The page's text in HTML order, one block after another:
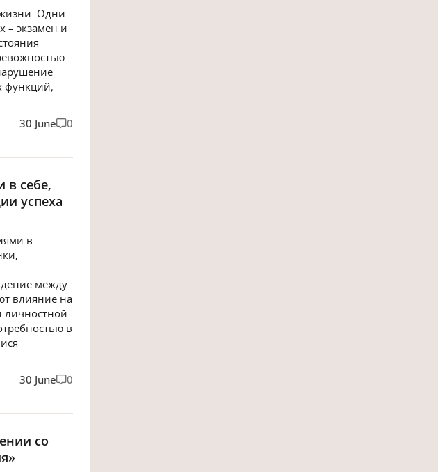
Одни
– экзамен и
функций; -
30 June 0
в себе,
успеха
в
между
влияние на
личностной
в
30 June 0
со